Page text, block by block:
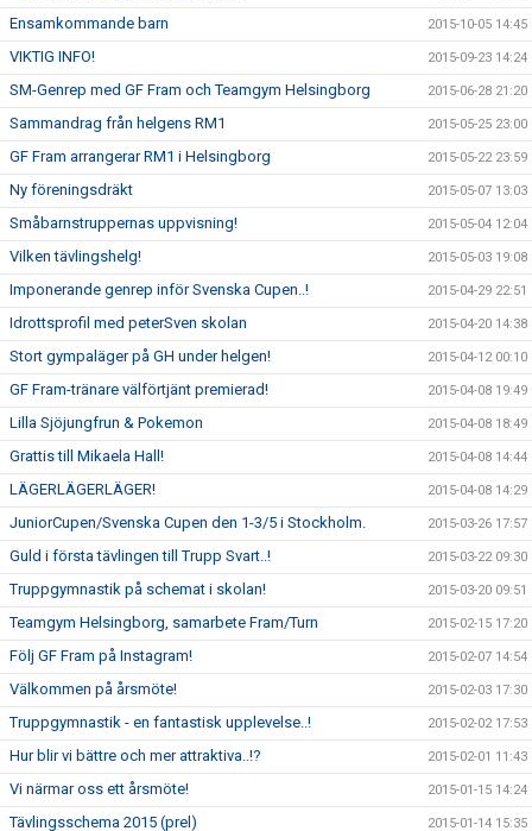
Ensamkommande barn 2015-10-05 14:45
VIKTIG INFO! 2015-09-23 14:24
SM-Genrep med GF Fram och Teamgym Helsingborg 2015-06-28 21:20
Sammandrag från helgens RM1 2015-05-25 23:00
GF Fram arrangerar RM1 i Helsingborg 2015-05-22 23:59
Ny föreningsdräkt 2015-05-07 13:03
Småbarnstruppernas uppvisning! 2015-05-04 12:04
Vilken tävlingshelg! 2015-05-03 19:08
Imponerande genrep inför Svenska Cupen..! 2015-04-29 22:51
Idrottsprofil med peterSven skolan 2015-04-20 14:38
Stort gympaläger på GH under helgen! 2015-04-12 00:10
GF Fram-tränare välförtjänt premierad! 2015-04-08 19:49
Lilla Sjöjungfrun & Pokemon 2015-04-08 18:49
Grattis till Mikaela Hall! 2015-04-08 14:44
LÄGERLÄGERLÄGER! 2015-04-08 14:29
JuniorCupen/Svenska Cupen den 1-3/5 i Stockholm. 2015-03-26 17:57
Guld i första tävlingen till Trupp Svart..! 2015-03-22 09:30
Truppgymnastik på schemat i skolan! 2015-03-20 09:51
Teamgym Helsingborg, samarbete Fram/Turn 2015-02-15 17:20
Följ GF Fram på Instagram! 2015-02-07 14:54
Välkommen på årsmöte! 2015-02-03 17:30
Truppgymnastik - en fantastisk upplevelse..! 2015-02-02 17:53
Hur blir vi bättre och mer attraktiva..!? 2015-02-01 11:43
Vi närmar oss ett årsmöte! 2015-01-15 14:24
Tävlingsschema 2015 (prel) 2015-01-14 15:35